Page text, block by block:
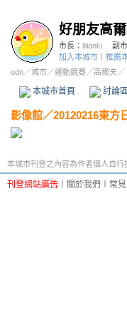
好朋友高
市長： lilianlu 副
加入本城市
推薦
udn／城市／運動競賽／高爾夫／
本城市首頁 討論
影像館／20120216東方
本城市刊登之內容為作者個人自行
刊登網站廣告 關於我們 常